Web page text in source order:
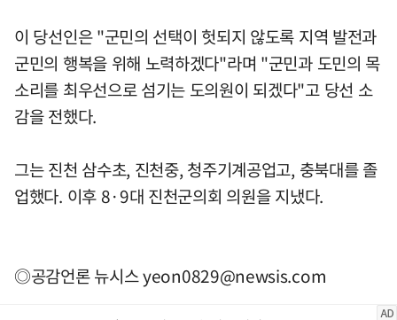
이 당선인은 "군민의 선택이 헛되지 않도록 지역 발전과
군민의 행복을 위해 노력하겠다"라며 "군민과 도민의 목
소리를 최우선으로 섬기는 도의원이 되겠다"고 당선 소
감을 전했다.
그는 진천 삼수초, 진천중, 청주기계공업고, 충북대를 졸
업했다. 이후 8·9대 진천군의회 의원을 지냈다.
◎공감언론 뉴시스yeon0829@newsis.com